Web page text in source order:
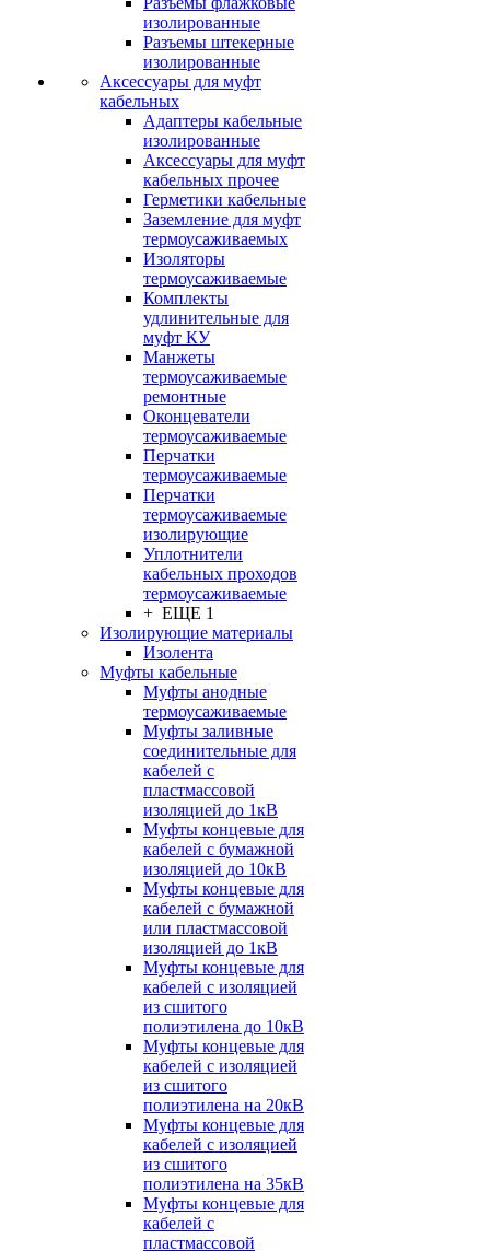
изолированные
Разъемы штекерные
изолированные
Аксессуары для муфт
кабельных
Адаптеры кабельные
изолированные
Аксессуары для муфт
кабельных прочее
Герметики кабельные
Заземление для муфт
термоусаживаемых
Изоляторы
термоусаживаемые
Комплекты
удлинительные для
муфт КУ
Манжеты
термоусаживаемые
ремонтные
Оконцеватели
термоусаживаемые
Перчатки
термоусаживаемые
Перчатки
термоусаживаемые
изолирующие
Уплотнители
кабельных проходов
термоусаживаемые
+ ЕЩЕ 1
Изолирующие материалы
Изолента
Муфты кабельные
Муфты анодные
термоусаживаемые
Муфты заливные
соединительные для
кабелей с
пластмассовой
изоляцией до 1кВ
Муфты концевые для
кабелей с бумажной
изоляцией до 10кВ
Муфты концевые для
кабелей с бумажной
или пластмассовой
изоляцией до 1кВ
Муфты концевые для
кабелей с изоляцией
из сшитого
полиэтилена до 10кВ
Муфты концевые для
кабелей с изоляцией
из сшитого
полиэтилена на 20кВ
Муфты концевые для
кабелей с изоляцией
из сшитого
полиэтилена на 35кВ
Муфты концевые для
кабелей с
пластмассовой